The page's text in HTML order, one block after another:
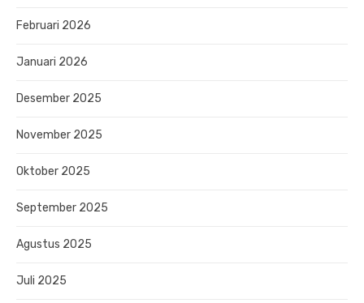
Februari 2026
Januari 2026
Desember 2025
November 2025
Oktober 2025
September 2025
Agustus 2025
Juli 2025